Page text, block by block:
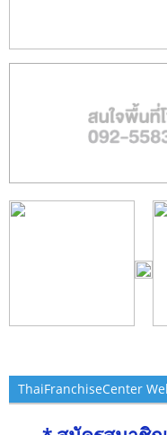
ThaiFranchiseCenter